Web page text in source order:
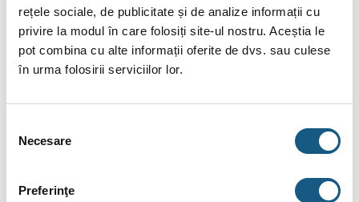
rețele sociale, de publicitate și de analize informații cu
privire la modul în care folosiți site-ul nostru. Aceștia le
pot combina cu alte informații oferite de dvs. sau culese
în urma folosirii serviciilor lor.
consimțământului
Necesare
Preferinţe
Produs de ACV Belgia;
Caracteristici constructive
Boiler ACV Smart Green
Smart
Green
CAPACITATE